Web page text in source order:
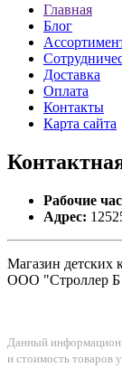
Главная
Блог
Доставка
Оплата
Контакты
Карта сайта
Рабочие
Адрес:
Магазин детских
ООО "Строллер
Данный
и стоимость товаров